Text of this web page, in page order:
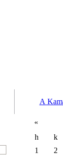
A
«
h
k
1
2